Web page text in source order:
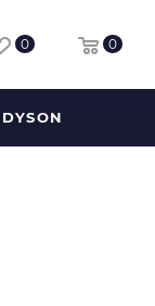
0 0
DYSON